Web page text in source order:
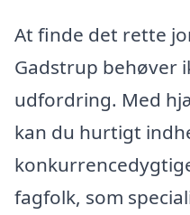
At finde det rette
Gadstrup behøver
udfordring. Med
kan du hurtigt
fagfolk, som